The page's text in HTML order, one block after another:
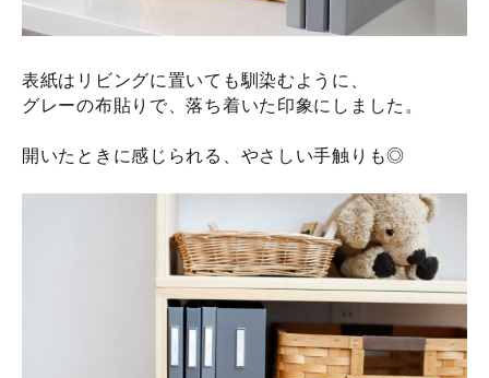
表紙はリビングに置いても馴染むように、
グレーの布貼りで、落ち着いた印象にしました。
開いたときに感じられる、やさしい手触りも◎